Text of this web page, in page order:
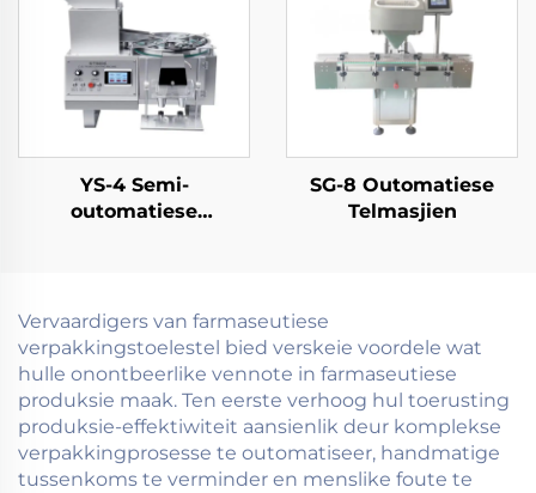
YS-4 Semi-
outomatiese
SG-8 Outomatiese
Telmasjien
Vervaardigers van farmaseutiese
verpakkingstoelestel bied verskeie voordele wat
hulle onontbeerlike vennote in farmaseutiese
produksie maak. Ten eerste verhoog hul toerusting
produksie-effektiwiteit aansienlik deur komplekse
verpakkingprosesse te outomatiseer, handmatige
tussenkoms te verminder en menslike foute te